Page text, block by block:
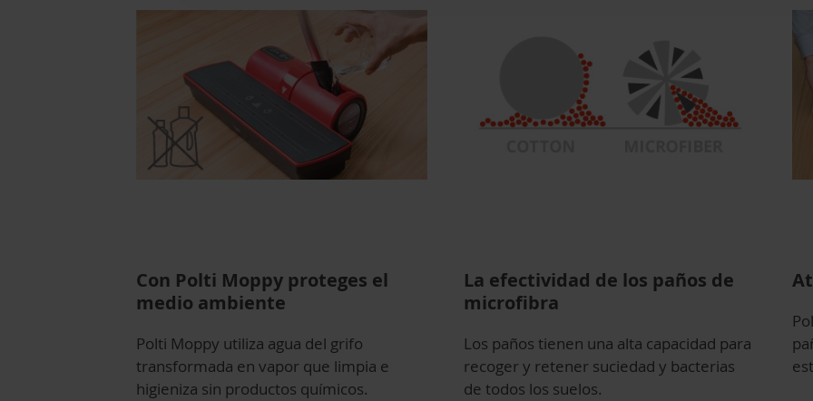
Con Polti Moppy proteges el
medio ambiente
Polti Moppy utiliza agua del grifo
transformada en vapor que limpia e
higieniza sin productos químicos.
La efectividad de los paños de
microfibra
Los paños tienen una alta capacidad para
recoger y retener suciedad y bacterias
de todos los suelos.